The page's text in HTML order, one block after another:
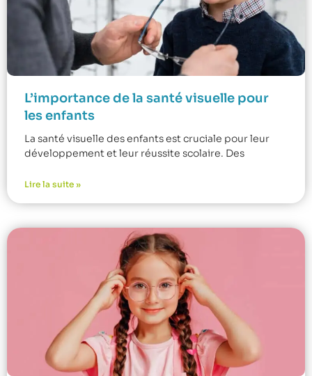
L’importance de la santé visuelle pour
les enfants
La santé visuelle des enfants est cruciale pour leur
développement et leur réussite scolaire. Des
Lire la suite »